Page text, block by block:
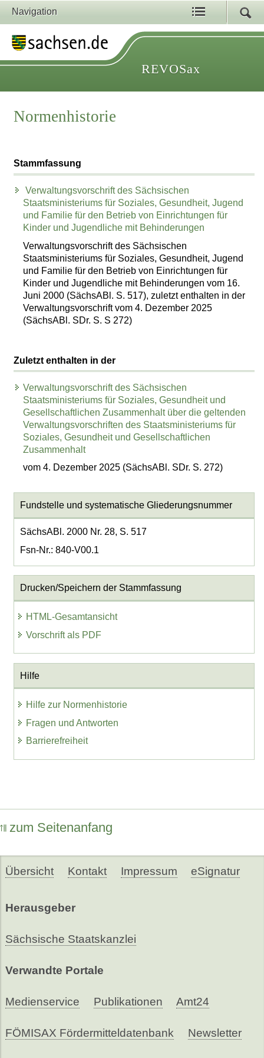
Navigation
REVOSax
Normenhistorie
Stammfassung
Verwaltungsvorschrift des Sächsischen
Staatsministeriums für Soziales, Gesundheit, Jugend
und Familie für den Betrieb von Einrichtungen für
Kinder und Jugendliche mit Behinderungen
Verwaltungsvorschrift des Sächsischen
Staatsministeriums für Soziales, Gesundheit, Jugend
und Familie für den Betrieb von Einrichtungen für
Kinder und Jugendliche mit Behinderungen vom 16.
Juni 2000 (SächsABl. S. 517), zuletzt enthalten in der
Verwaltungsvorschrift vom 4. Dezember 2025
(SächsABl. SDr. S. S 272)
Zuletzt enthalten in der
Verwaltungsvorschrift des Sächsischen
Staatsministeriums für Soziales, Gesundheit und
Gesellschaftlichen Zusammenhalt über die geltenden
Verwaltungsvorschriften des Staatsministeriums für
Soziales, Gesundheit und Gesellschaftlichen
Zusammenhalt
vom 4. Dezember 2025 (SächsABl. SDr. S. 272)
Fundstelle und systematische Gliederungsnummer
SächsABl. 2000 Nr. 28, S. 517
Fsn-Nr.: 840-V00.1
Drucken/Speichern der Stammfassung
HTML-Gesamtansicht
Vorschrift als PDF
Hilfe
Hilfe zur Normenhistorie
Fragen und Antworten
Barrierefreiheit
zum Seitenanfang
Übersicht Kontakt Impressum eSignatur
Herausgeber
Sächsische Staatskanzlei
Verwandte Portale
Medienservice Publikationen Amt24
FÖMISAX Fördermitteldatenbank Newsletter